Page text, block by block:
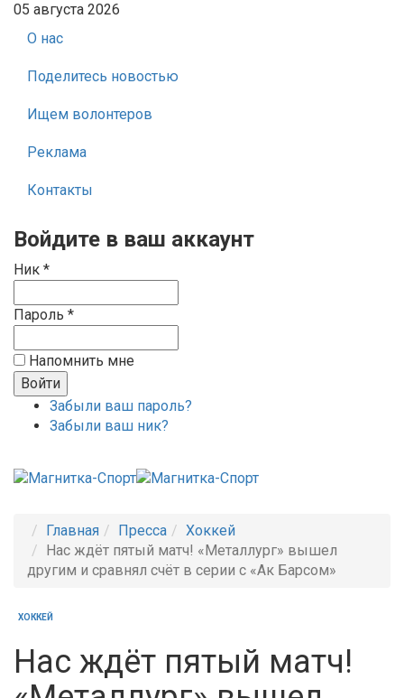
05 августа 2026
О нас
Поделитесь новостью
Ищем волонтеров
Реклама
Контакты
Войдите в ваш аккаунт
Ник *
Пароль *
Напомнить мне
Забыли ваш пароль?
Забыли ваш ник?
Главная Пресса
Хоккей
Нас ждёт пятый матч! «Металлург» вышел
другим и сравнял счёт в серии с «Ак Барсом»
ХОККЕЙ
Нас ждёт пятый матч!